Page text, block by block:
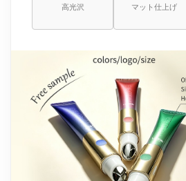
高光沢
マット仕上げ